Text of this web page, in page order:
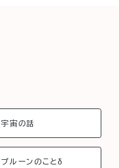
宇宙の話
プルーンのことδ